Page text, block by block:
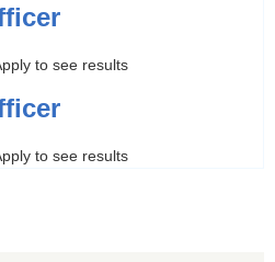
to see results
to see results